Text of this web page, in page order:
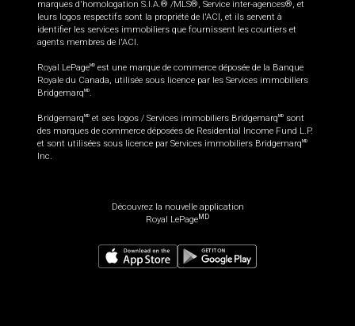
marques d'homologation S.I.A.® /MLS®, Service inter-agences®, et
leurs logos respectifs sont la propriété de l'ACI, et ils servent à
identifier les services immobiliers que fournissent les courtiers et
agents membres de l'ACI.
Royal LePageMD est une marque de commerce déposée de la Banque
Royale du Canada, utilisée sous licence par les Services immobiliers
BridgemarqMD.
BridgemarqMD et ses logos / Services immobiliers BridgemarqMD
sont
des marques de commerce déposées de Residential Income Fund L.P.
et sont utilisées sous licence par Services immobiliers BridgemarqMD
Inc.
Découvrez la nouvelle application
Royal LePageMD